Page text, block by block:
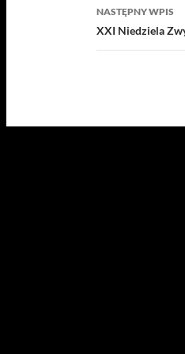
NASTĘPNY WPIS
XXI Niedziela